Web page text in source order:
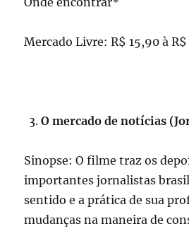
Mercado Livre: R$ 15,90 à
O mercado de notícias
Sinopse: O filme traz os
importantes jornalistas
sentido e a prática de sua
mudanças na maneira de